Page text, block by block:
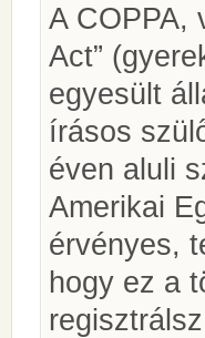
A COPPA,
Act”
egyesült
írásos
éven aluli
Amerikai
érvényes,
hogy ez a